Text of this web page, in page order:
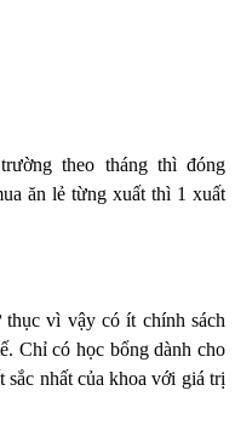
theo tháng thì đóng
ăn lẻ từng xuất thì 1 xuất
vì vậy có ít chính sách
Chỉ có học bổng dành cho
sắc nhất của khoa với giá trị